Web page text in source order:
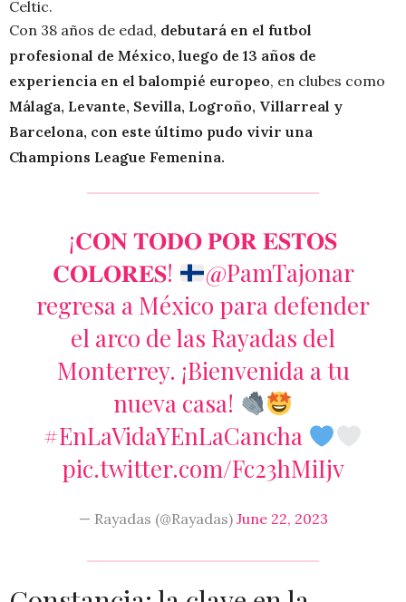
Celtic.
Con 38 años de edad, debutará en el futbol
profesional de México, luego de 13 años de
experiencia en el balompié europeo, en clubes como
Málaga, Levante, Sevilla, Logroño, Villarreal y
Barcelona, con este último pudo vivir una
Champions League Femenina.
¡𝐂𝐎𝐍 𝐓𝐎𝐃𝐎 𝐏𝐎𝐑 𝐄𝐒𝐓𝐎𝐒
𝐂𝐎𝐋𝐎𝐑𝐄𝐒!
@PamTajonar
regresa a México para defender
el arco de las Rayadas del
Monterrey. ¡Bienvenida a tu
nueva casa!
#EnLaVidaYEnLaCancha
pic.twitter.com/Fc23hMiIjv
— Rayadas (@Rayadas) June 22, 2023